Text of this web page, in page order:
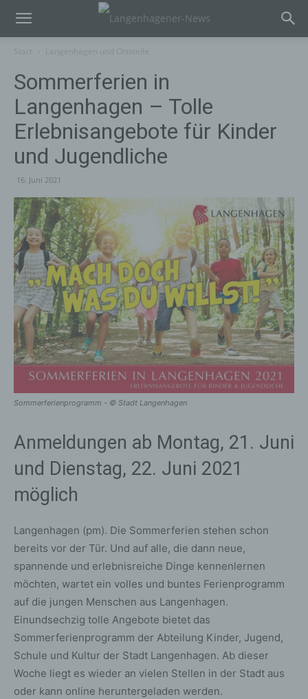
Sommerferien in
Langenhagen – Tolle
Erlebnisangebote für Kinder
und Jugendliche
16. Juni 2021
Sommerferienprogramm - © Stadt Langenhagen
Anmeldungen ab Montag, 21. Juni
und Dienstag, 22. Juni 2021
möglich
Langenhagen (pm). Die Sommerferien stehen schon
bereits vor der Tür. Und auf alle, die dann neue,
spannende und erlebnisreiche Dinge kennenlernen
möchten, wartet ein volles und buntes Ferienprogramm
auf die jungen Menschen aus Langenhagen.
Einundsechzig tolle Angebote bietet das
Sommerferienprogramm der Abteilung Kinder, Jugend,
Schule und Kultur der Stadt Langenhagen. Ab dieser
Woche liegt es wieder an vielen Stellen in der Stadt aus
oder kann online heruntergeladen werden.